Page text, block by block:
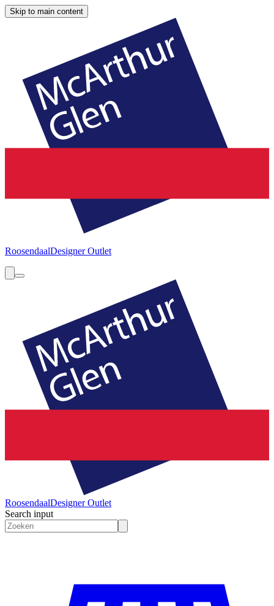
Skip to main content
RoosendaalDesigner Outlet
RoosendaalDesigner Outlet
Search input